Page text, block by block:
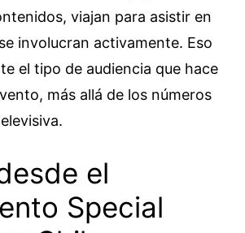
viajan para asistir en
involucran activamente. Eso
el tipo de audiencia que hace
más allá de los números
el
Special